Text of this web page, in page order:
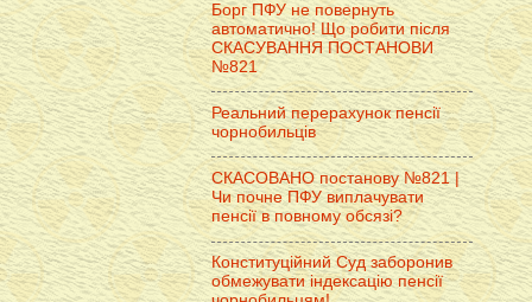
Борг ПФУ не повернуть
автоматично! Що робити після
СКАСУВАННЯ ПОСТАНОВИ
№821
Реальний перерахунок пенсії
чорнобильців
СКАСОВАНО постанову №821 |
Чи почне ПФУ виплачувати
пенсії в повному обсязі?
Конституційний Суд заборонив
обмежувати індексацію пенсії